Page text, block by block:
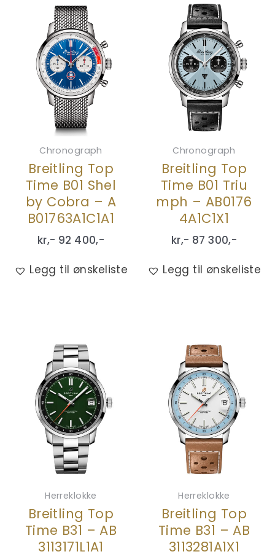
Chronograph
Breitling Top
Time B01 Shel
by Cobra – A
B01763A1C1A1
kr,- 92 400,-
Legg til ønskeliste
Chronograph
Breitling Top
Time B01 Triu
mph – AB0176
4A1C1X1
kr,- 87 300,-
Legg til ønskeliste
Herreklokke
Breitling Top
Time B31 – AB
3113171L1A1
Herreklokke
Breitling Top
Time B31 – AB
3113281A1X1